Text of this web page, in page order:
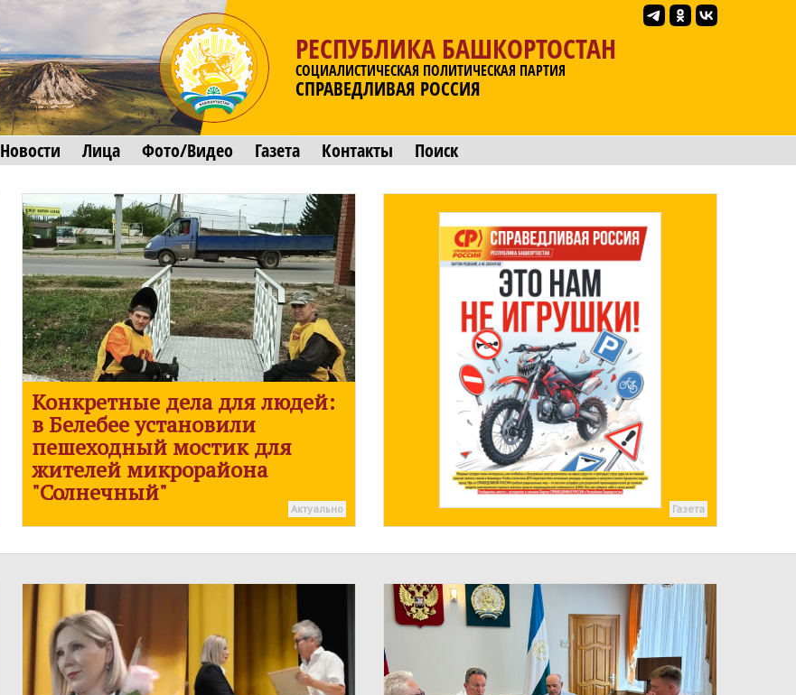
РЕСПУБЛИКА БАШКОРТОСТАН
СОЦИАЛИСТИЧЕСКАЯ ПОЛИТИЧЕСКАЯ ПАРТИЯ
СПРАВЕДЛИВАЯ РОССИЯ
Новости Лица Фото/Видео Газета Контакты Поиск
Конкретные дела для людей:
в Белебее установили
пешеходный мостик для
жителей микрорайона
"Солнечный"
Актуально Газета